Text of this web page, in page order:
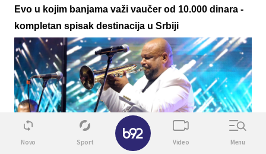
Evo u kojim banjama važi vaučer od 10.000 dinara -
kompletan spisak destinacija u Srbiji
Novo Sport Video Menu
✕